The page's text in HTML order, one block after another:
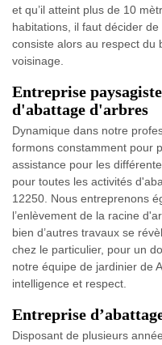
et qu’il atteint plus de 10
habitations, il faut décider
consiste alors au respect du
voisinage.
Entreprise
d'abattage d'arbres
Dynamique dans notre
formons constamment pour
assistance pour les
pour toutes les activités
12250. Nous entreprenons
l’enlèvement de la racine
bien d’autres travaux se
chez le particulier, pour un
notre équipe de jardinier de
intelligence et respect.
Entreprise
Disposant de plusieurs